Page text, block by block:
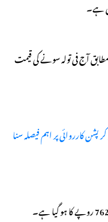
ہے۔
آج فی تولہ سونے کی قیمت
کارروائی پر اہم فیصلہ سنا